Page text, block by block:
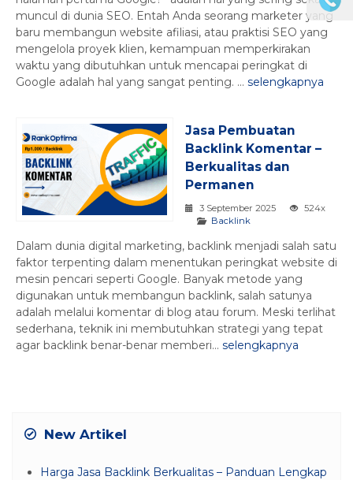
muncul di dunia SEO. Entah Anda seorang marketer yang
baru membangun website afiliasi, atau praktisi SEO yang
mengelola proyek klien, kemampuan memperkirakan
waktu yang dibutuhkan untuk mencapai peringkat di
Google adalah hal yang sangat penting. ... selengkapnya
Jasa Pembuatan
Backlink Komentar –
Berkualitas dan
Permanen
3 September 2025
524x
Backlink
Dalam dunia digital marketing, backlink menjadi salah satu
faktor terpenting dalam menentukan peringkat website di
mesin pencari seperti Google. Banyak metode yang
digunakan untuk membangun backlink, salah satunya
adalah melalui komentar di blog atau forum. Meski terlihat
sederhana, teknik ini membutuhkan strategi yang tepat
agar backlink benar-benar memberi... selengkapnya
New Artikel
Harga Jasa Backlink Berkualitas – Panduan Lengkap